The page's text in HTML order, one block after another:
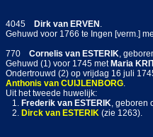
4045 Dirk van ERVEN .
Gehuwd voor 1766 te Ingen [verm.]
770 Cornelis van ESTERIK,
Gehuwd (1) voor 1745 met Maria
Ondertrouwd (2) op vrijdag 16 juli
Anthonis van CUIJLENBORG.
Uit het tweede huwelijk:
1. Frederik van ESTERIK, geboren
2. Dirck van ESTERIK (zie 1263).